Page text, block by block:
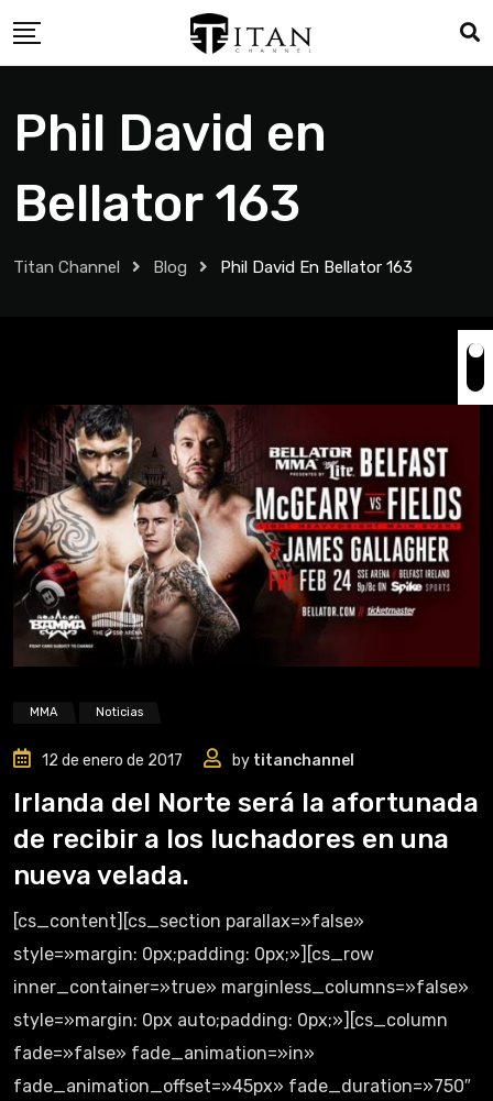
Phil David en
Bellator 163
Titan Channel Blog Phil David En Bellator 163
MMA Noticias
12 de enero de 2017 by titanchannel
Irlanda del Norte será la afortunada
de recibir a los luchadores en una
nueva velada.
[cs_content][cs_section parallax=»false»
style=»margin: 0px;padding: 0px;»][cs_row
inner_container=»true» marginless_columns=»false»
style=»margin: 0px auto;padding: 0px;»][cs_column
fade=»false» fade_animation=»in»
fade_animation_offset=»45px» fade_duration=»750″